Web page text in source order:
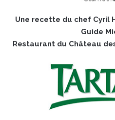
Une recette du chef Cyril
Guide
Restaurant du Château